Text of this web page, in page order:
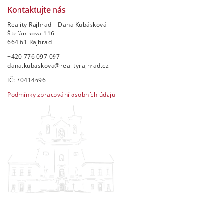
Kontaktujte nás
Reality Rajhrad – Dana Kubásková
Štefánikova 116
664 61 Rajhrad
+420 776 097 097
dana.kubaskova@realityrajhrad.cz
IČ: 70414696
Podmínky zpracování osobních údajů